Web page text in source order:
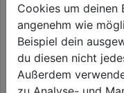
Cookies um deinen
angenehm wie
Beispiel dein
du diesen nicht
Außerdem